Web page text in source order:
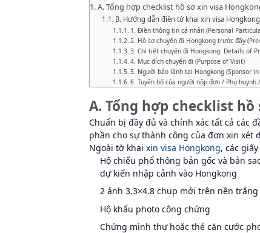
A. Tổng hợp checklist hồ sơ xin visa
B. Hướng dẫn điền tờ khai xin visa Hongkong
1. Điền thông tin cá nhân (Personal
2. Hồ sơ chuyến đi Hongkong trước đây
3. Chi tiết chuyến đi Hongkong: Details of
4. Mục đích chuyến đi (Purpose of Visit)
5. Người bảo lãnh tại Hongkong (Sponsor in
6. Tuyên bố của người nộp đơn / Phụ
A. Tổng hợp checklist
Chuẩn bị đầy đủ và chính xác tất cả các
phần cho sự thành công của đơn xin xét
Ngoài tờ khai xin visa Hongkong, các
Hộ chiếu phổ thông bản gốc và bản
dự kiến nhập cảnh vào Hongkong
2 ảnh 3.3×4.8 chụp mới trên nền trắng
Hộ khẩu photo công chứng
Chứng minh thư hoặc thẻ căn cước